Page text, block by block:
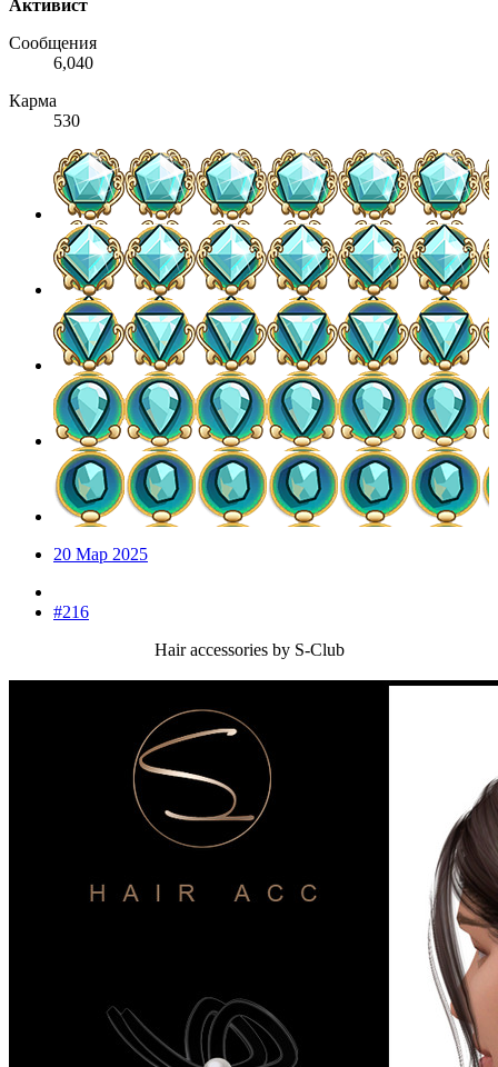
Активист
Сообщения
6,040
Карма
530
20 Мар 2025
#216
Hair accessories by S-Club